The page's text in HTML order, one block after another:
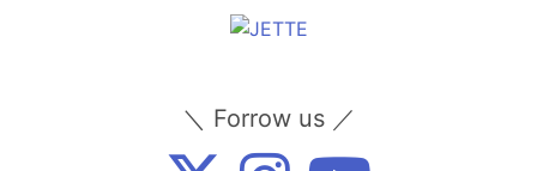
＼ Forrow us ／